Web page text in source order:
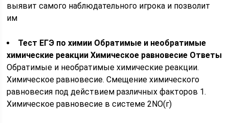
выявит самого наблюдательного игрока и позволит
им
Тест ЕГЭ по химии Обратимые и необратимые
химические реакции Химическое равновесие Ответы
Обратимые и необратимые химические реакции.
Химическое равновесие. Смещение химического
равновесия под действием различных факторов 1.
Химическое равновесие в системе 2NO(г)